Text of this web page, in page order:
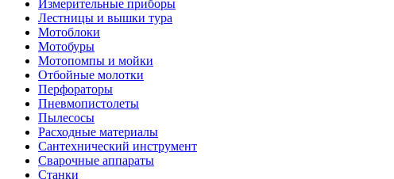
Измерительные приборы
Лестницы и вышки тура
Мотоблоки
Мотобуры
Мотопомпы и мойки
Отбойные молотки
Перфораторы
Пневмопистолеты
Пылесосы
Расходные материалы
Сантехнический инструмент
Сварочные аппараты
Станки